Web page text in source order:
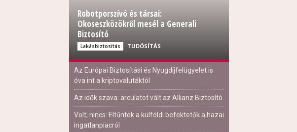
Robotporszívó és társai:
Okoseszközökről mesél a Generali
Biztosító
Lakásbiztosítás TUDÓSÍTÁS
Az Európai Biztosítási és Nyugdíjfelügyelet is
óva int a kriptovalutáktól
Az idők szava: arculatot vált az Allianz Biztosító
Volt, nincs: Eltűntek a külföldi befektetők a hazai
ingatlanpiacról